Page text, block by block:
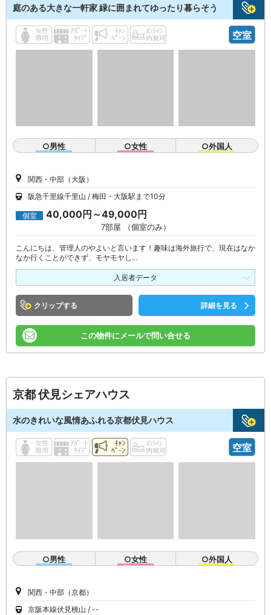
庭のある大きな一軒家 緑に囲まれてゆったり暮らそう
空室
○男性 ○女性 ○外国人
関西・中部（大阪）
阪急千里線千里山
梅田・大阪駅まで10分
個室 40,000円～49,000円
7部屋 （個室のみ）
こんにちは、管理人のやよいと言います！趣味は海外旅行で、現在はなか
なか行くことができず、モヤモヤし…
入居者データ
クリップ 詳細を見る
この物件にメールで問い合せる
京都 伏見シェアハウス
水のきれいな風情あふれる京都伏見ハウス
空室
○男性 ○女性 ○外国人
関西・中部（京都）
京阪本線伏見桃山
--